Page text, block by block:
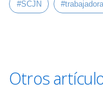
#SCJN
Otros